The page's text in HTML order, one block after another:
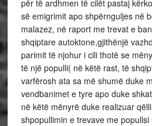
për të ardhmen të cilët pastaj
së emigrimit apo shpërnguljes në
malazez, në raport me trevat e
shqiptare autoktone,gjithënjë
parimit të njohur i cili thotë se
të një populli( në këtë rast, të
varfërosh ata sa më shumë duke
vendbanimet e tyre apo duke
në këtë mënyrë duke realizuar
shpopullimin e trevave me